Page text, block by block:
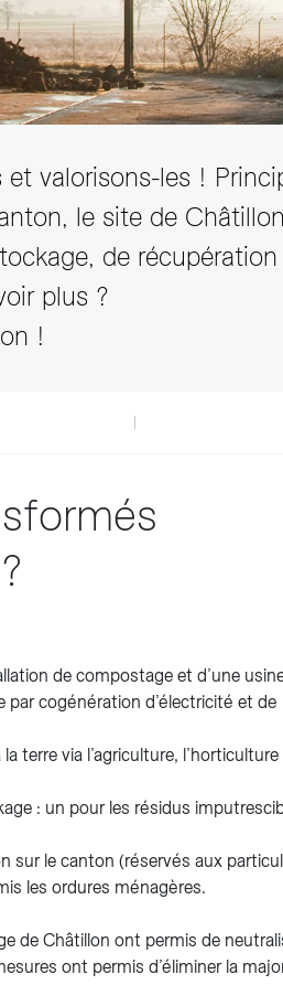
valorisons-les !
le site de Châtillon
de
plus ?
!
de compostage et d’une
cogénération d’électricité et de
terre via l’agriculture, l’horticulture
: un pour les résidus
sur le canton (réservés aux
les ordures ménagères.
de Châtillon ont permis de
ont permis d’éliminer la